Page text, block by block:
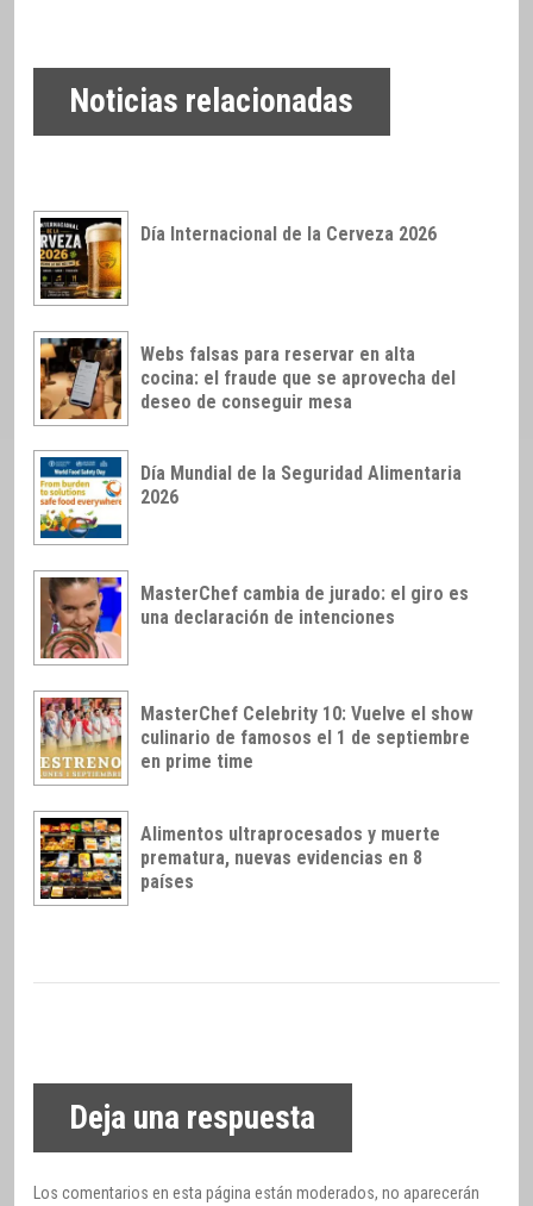
Noticias relacionadas
Día Internacional de la Cerveza 2026
Webs falsas para reservar en alta
cocina: el fraude que se aprovecha del
deseo de conseguir mesa
Día Mundial de la Seguridad Alimentaria
2026
MasterChef cambia de jurado: el giro es
una declaración de intenciones
MasterChef Celebrity 10: Vuelve el show
culinario de famosos el 1 de septiembre
en prime time
Alimentos ultraprocesados y muerte
prematura, nuevas evidencias en 8
países
Deja una respuesta
Los comentarios en esta página están moderados, no aparecerán